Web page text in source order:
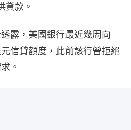
貸款。
露，美國銀行最近幾周向
信貸額度，此前該行曾拒絕
。